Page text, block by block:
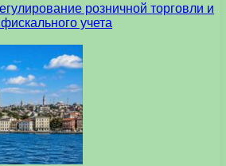
розничной торговли и
учета